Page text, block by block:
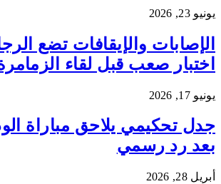
يونيو 23, 2026
الإصابات والإيقافات تضع
اختبار صعب قبل لقاء
يونيو 17, 2026
جدل تحكيمي يلاحق مباراة
بعد رد رسمي
أبريل 28, 2026